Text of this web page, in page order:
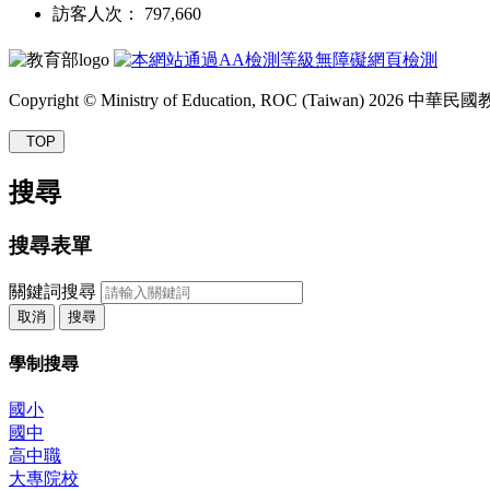
訪客人次： 797,660
Copyright © Ministry of Education, ROC (Taiwan) 2026 中華民國
TOP
搜尋
搜尋表單
關鍵詞搜尋
取消 搜尋
學制搜尋
國小
國中
高中職
大專院校